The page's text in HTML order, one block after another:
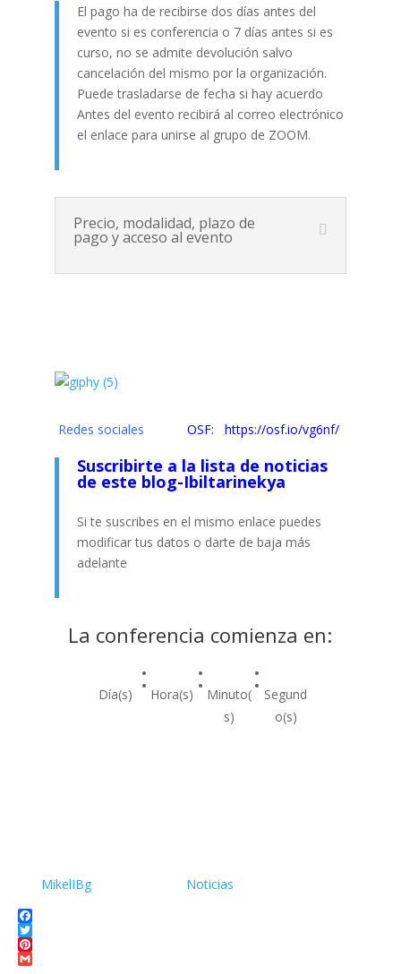
El pago ha de recibirse dos días antes del
evento si es conferencia o 7 días antes si es
curso, no se admite devolución salvo
cancelación del mismo por la organización.
Puede trasladarse de fecha si hay acuerdo
Antes del evento recibirá al correo electrónico
el enlace para unirse al grupo de ZOOM.
Precio, modalidad, plazo de
pago y acceso al evento
Redes sociales OSF: https://osf.io/vg6nf/
Suscribirte a la lista de noticias
de este blog-Ibiltarinekya
Si te suscribes en el mismo enlace puedes
modificar tus datos o darte de baja más
adelante
La conferencia comienza en:
Día(s) : Hora(s) : Minuto(
s)
: Segund
o(s)
MikelIBg Noticias
Facebook
Twitter
Pinterest